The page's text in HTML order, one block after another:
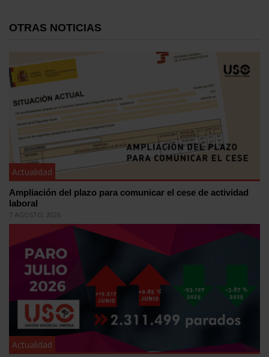
OTRAS NOTICIAS
Actualidad
Ampliación del plazo para comunicar el cese de actividad
laboral
7 AGOSTO, 2026
Actualidad